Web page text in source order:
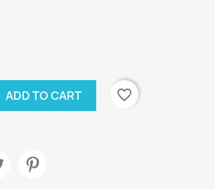
ADD TO CART
favorite_border